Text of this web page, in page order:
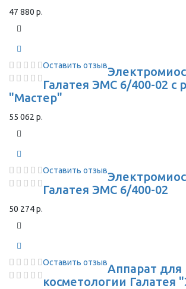
47 880 р.
Оставить отзыв
Галатея ЭМС 6/400-02 с
"Мастер"
55 062 р.
Оставить отзыв
Галатея ЭМС 6/400-02
50 274 р.
Оставить отзывАппарат для
косметологии Галатея